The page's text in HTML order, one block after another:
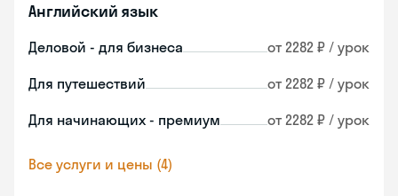
Английский язык
Деловой - для бизнеса от 2282 ₽ / урок
Для путешествий от 2282 ₽ / урок
Для начинающих - премиум от 2282 ₽ / урок
Все услуги и цены (4)